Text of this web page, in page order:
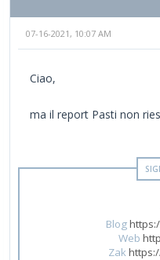
07-16-2021, 10:07 AM
Ciao,
ma il report Pasti non
Blog
Web
Zak